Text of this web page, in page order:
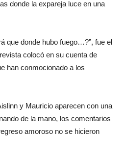
donde la expareja luce en una
que donde hubo fuego…?”, fue el
colocó en su cuenta de
han conmocionado a los
y Mauricio aparecen con una
de la mano, los comentarios
amoroso no se hicieron